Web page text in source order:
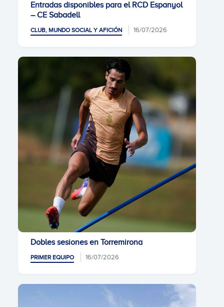
Entradas disponibles para el RCD Espanyol
– CE Sabadell
CLUB, MUNDO SOCIAL Y AFICIÓN 16/07/2026
Dobles sesiones en Torremirona
PRIMER EQUIPO 16/07/2026